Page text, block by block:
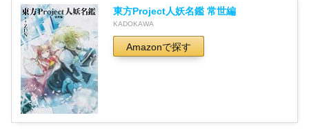
東方Project人妖名鑑 常世編
KADOKAWA
Amazonで探す